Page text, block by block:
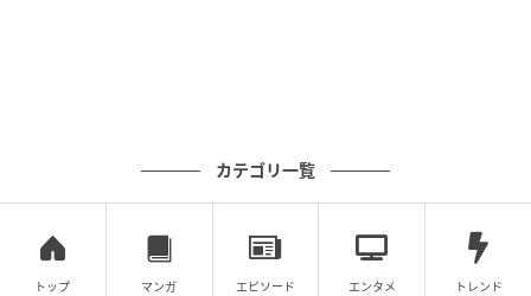
カテゴリ一覧
トップ マンガ エピソード エンタメ トレンド